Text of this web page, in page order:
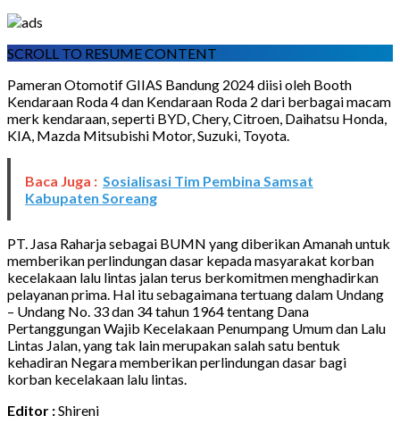
SCROLL TO RESUME CONTENT
Pameran Otomotif GIIAS Bandung 2024 diisi oleh Booth
Kendaraan Roda 4 dan Kendaraan Roda 2 dari berbagai macam
merk kendaraan, seperti BYD,Chery, Citroen, Daihatsu Honda,
KIA, Mazda Mitsubishi Motor, Suzuki, Toyota.
Baca Juga : Sosialisasi Tim Pembina Samsat
Kabupaten Soreang
PT. Jasa Raharja sebagai BUMN yang diberikan Amanah untuk
memberikan perlindungan dasar kepada masyarakat korban
kecelakaan lalu lintas jalan terus berkomitmen menghadirkan
pelayanan prima. Hal itu sebagaimana tertuang dalam Undang
– Undang No. 33 dan 34 tahun 1964 tentang Dana
Pertanggungan Wajib Kecelakaan Penumpang Umum dan Lalu
Lintas Jalan, yang tak lain merupakan salah satu bentuk
kehadiran Negara memberikan perlindungan dasar bagi
korban kecelakaan lalu lintas.
Editor :Shireni